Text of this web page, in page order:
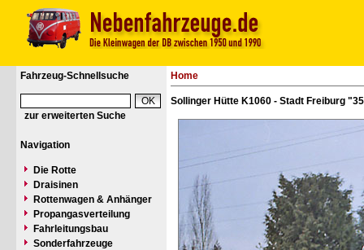
Fahrzeug-Schnellsuche
zur erweiterten Suche
Navigation
Die Rotte
Draisinen
Rottenwagen & Anhänger
Propangasverteilung
Fahrleitungsbau
Sonderfahrzeuge
Home
Sollinger Hütte K1060 - Stadt Freiburg